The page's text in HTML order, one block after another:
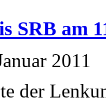
SRB am
2011
der